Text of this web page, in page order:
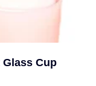
Cup